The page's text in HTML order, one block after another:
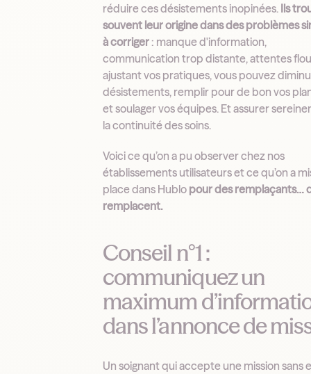
réduire ces désistements inopinées. Ils
souvent leur origine dans des problèmes
à corriger : manque d'information,
communication trop distante, attentes
ajustant vos pratiques, vous pouvez
désistements, remplir pour de bon vos
et soulager vos équipes. Et assurer
la continuité des soins.
Voici ce qu’on a pu observer chez nos
établissements utilisateurs et ce qu’on a
place dans Hublo pour des remplaçants…
remplacent.
Conseil n°1 :
communiquez un
maximum
dans l’annonce de
Un soignant qui accepte une mission sans